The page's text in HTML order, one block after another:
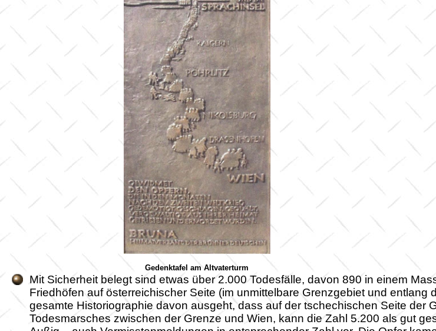
Gedenktafel am Altvaterturm
Mit Sicherheit belegt sind etwas über 2.000 Todesfälle, davon 890 in einem
Friedhöfen auf österreichischer Seite (im unmittelbare Grenzgebiet und
gesamte Historiographie davon ausgeht, dass auf der tschechischen Seite der
Todesmarsches zwischen der Grenze und Wien, kann die Zahl 5.200 als gut